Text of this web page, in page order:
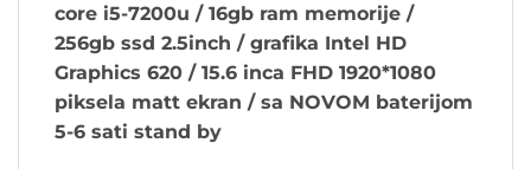
core i5-7200u / 16gb ram memorije /
256gb ssd 2.5inch / grafika Intel HD
Graphics 620 / 15.6 inca FHD 1920*1080
piksela matt ekran / sa NOVOM baterijom
5-6 sati stand by